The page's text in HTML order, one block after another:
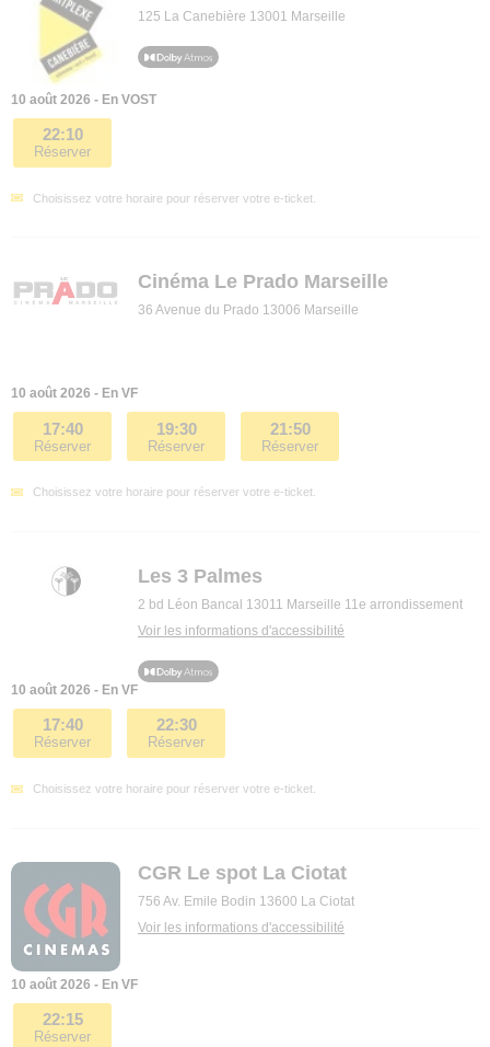
125 La Canebière 13001 Marseille
10 août 2026 - En VOST
22:10
Réserver
Choisissez votre horaire pour réserver votre e-ticket.
Cinéma Le Prado Marseille
36 Avenue du Prado 13006 Marseille
10 août 2026 - En VF
17:40
Réserver
19:30
Réserver
21:50
Réserver
Choisissez votre horaire pour réserver votre e-ticket.
Les 3 Palmes
2 bd Léon Bancal 13011 Marseille 11e arrondissement
Voir les informations d'accessibilité
10 août 2026 - En VF
17:40
Réserver
22:30
Réserver
Choisissez votre horaire pour réserver votre e-ticket.
CGR Le spot La Ciotat
756 Av. Emile Bodin 13600 La Ciotat
Voir les informations d'accessibilité
10 août 2026 - En VF
22:15
Réserver